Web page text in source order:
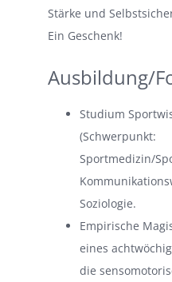
Stärke und
Ein Geschenk!
Ausbildung/
Studium
(Schwerpunkt:
Sportmedizin/
Soziologie.
Empirische
eines
die